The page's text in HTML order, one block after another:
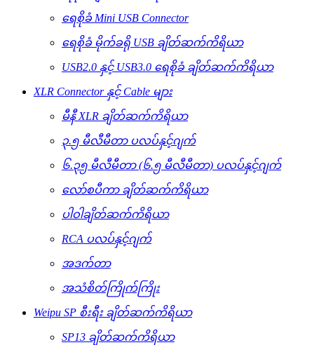
ရေစိုခံ Mini USB Connector
ရေစိုခံ မိုက်ခရို USB ချိတ်ဆက်ကိရိယာ
USB2.0 နှင့် USB3.0 ရေစိုခံ ချိတ်ဆက်ကိရိယာ
XLR Connector နှင့် Cable များ
မီနီ XLR ချိတ်ဆက်ကိရိယာ
၃.၅ မီလီမီတာ ပလပ်နှင့်ဂျက်
၆.၃၅ မီလီမီတာ (၆.၅ မီလီမီတာ) ပလပ်နှင့်ဂျက်
လော်စပီကာ ချိတ်ဆက်ကိရိယာ
ပါဝါချိတ်ဆက်ကိရိယာ
RCA ပလပ်နှင့်ဂျက်
အဒက်တာ
အသံစိတ်ကြိုက်ကြိုး
Weipu SP စီးရီး ချိတ်ဆက်ကိရိယာ
SP13 ချိတ်ဆက်ကိရိယာ